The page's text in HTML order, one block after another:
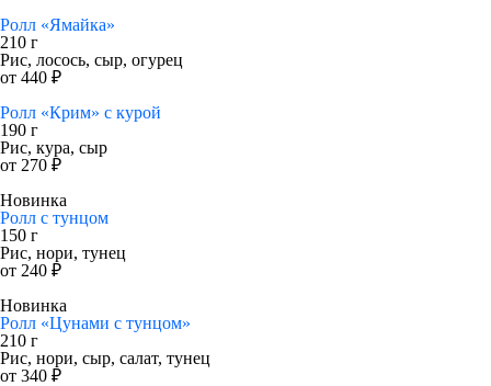
Ролл «Ямайка»
210 г
Рис, лосось, сыр, огурец
от 440 ₽
Ролл «Крим» с курой
190 г
Рис, кура, сыр
от 270 ₽
Новинка
Ролл с тунцом
150 г
Рис, нори, тунец
от 240 ₽
Новинка
Ролл «Цунами с тунцом»
210 г
Рис, нори, сыр, салат, тунец
от 340 ₽